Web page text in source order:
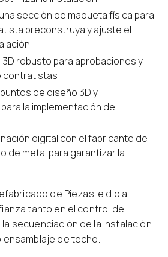
sección de maqueta física para
preconstruya y ajuste el
robusto para aprobaciones y
contratistas
de diseño 3D y
la implementación del
digital con el fabricante de
de metal para garantizar la
de Piezas le dio al
tanto en el control de
secuenciación de la instalación
de techo.